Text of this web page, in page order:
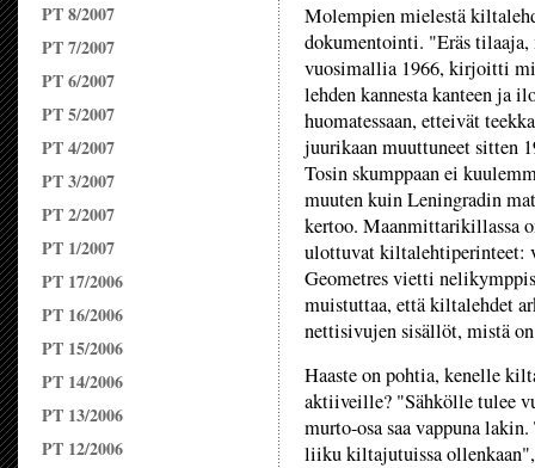
PT 8/2007
PT 7/2007
PT 6/2007
PT 5/2007
PT 4/2007
PT 3/2007
PT 2/2007
PT 1/2007
PT 17/2006
PT 16/2006
PT 15/2006
PT 14/2006
PT 13/2006
PT 12/2006
Molempien mielestä
dokumentointi. "Eräs
vuosimallia 1966, kirjoitti
lehden kannesta kanteen ja
huomatessaan, etteivät
juurikaan muuttuneet sitten
Tosin skump­paan ei
muuten kuin Leningradin
kertoo. Maanmittarikillassa
ulottuvat kiltalehtiperinteet:
Geometres vietti
muistuttaa, että kiltalehdet
nettisivujen sisällöt, mistä
Haaste on pohtia, kenelle
aktiiveille? "Sähkölle tulee
murto-osa saa vappuna
liiku kiltajutuissa